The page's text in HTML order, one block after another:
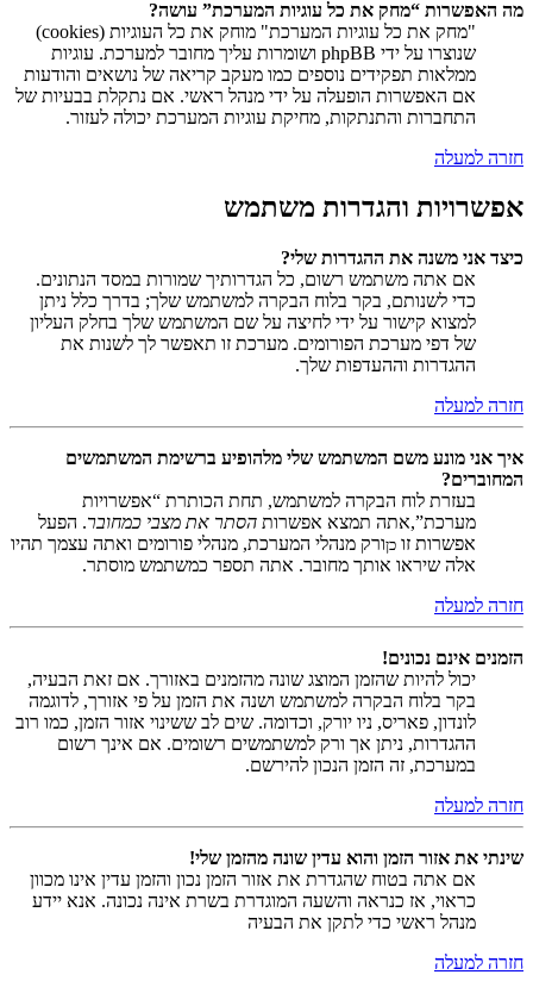
מה האפשרות “מחק את כל עוגיות המערכת” עושה?
"מחק את כל עוגיות המערכת" מוחק את כל העוגיות (cookies)
שנוצרו על ידי phpBB ושומרות עליך מחובר למערכת. עוגיות
ממלאות תפקידים נוספים כמו מעקב קריאה של נושאים והודעות
אם האפשרות הופעלה על ידי מנהל ראשי. אם נתקלת בבעיות של
התחברות והתנתקות, מחיקת עוגיות המערכת יכולה לעזור.
חזרה למעלה
אפשרויות והגדרות משתמש
כיצד אני משנה את ההגדרות שלי?
אם אתה משתמש רשום, כל הגדרותיך שמורות במסד הנתונים.
כדי לשנותם, בקר בלוח הבקרה למשתמש שלך; בדרך כלל ניתן
למצוא קישור על ידי לחיצה על שם המשתמש שלך בחלק העליון
של דפי מערכת הפורומים. מערכת זו תאפשר לך לשנות את
ההגדרות וההעדפות שלך.
חזרה למעלה
איך אני מונע משם המשתמש שלי מלהופיע ברשימת המשתמשים
המחוברים?
בעזרת לוח הבקרה למשתמש, תחת הכותרת “אפשרויות
מערכת”,אתה תמצא אפשרות הסתר את מצבי כמחובר. הפעל
אפשרות זו כןורק מנהלי המערכת, מנהלי פורומים ואתה עצמך תהיו
אלה שיראו אותך מחובר. אתה תספר כמשתמש מוסתר.
חזרה למעלה
הזמנים אינם נכונים!
יכול להיות שהזמן המוצג שונה מהזמנים באזורך. אם זאת הבעיה,
בקר בלוח הבקרה למשתמש ושנה את הזמן על פי אזורך, לדוגמה
לונדון, פאריס, ניו יורק, וכדומה. שים לב ששינוי אזור הזמן, כמו רוב
ההגדרות, ניתן אך ורק למשתמשים רשומים. אם אינך רשום
במערכת, זה הזמן הנכון להירשם.
חזרה למעלה
שינתי את אזור הזמן והוא עדין שונה מהזמן שלי!
אם אתה בטוח שהגדרת את אזור הזמן נכון והזמן עדין אינו מכוון
כראוי, אז כנראה והשעה המוגדרת בשרת אינה נכונה. אנא יידע
מנהל ראשי כדי לתקן את הבעיה
חזרה למעלה